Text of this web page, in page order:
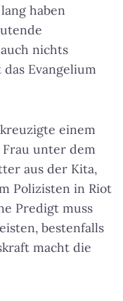
haben
nichts
Evangelium
einem
unter dem
aus der Kita,
Polizisten in Riot
Predigt muss
bestenfalls
macht die